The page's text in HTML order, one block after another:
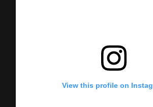
View this profile on